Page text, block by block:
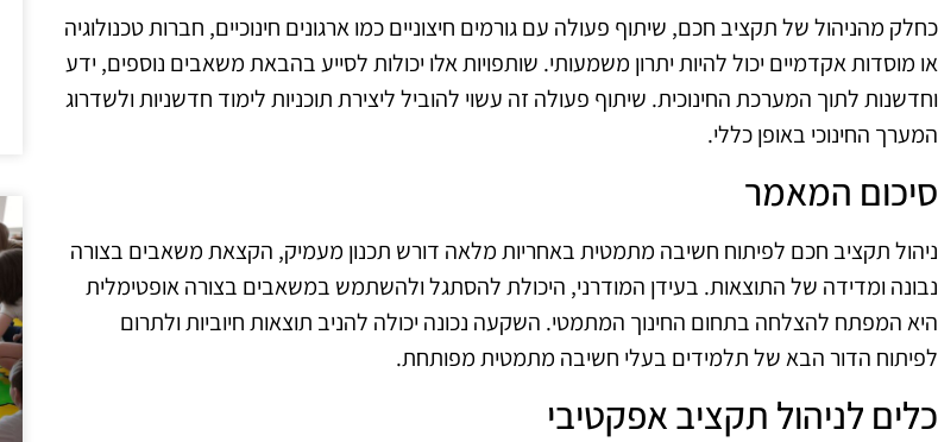
כחלק מהניהול של תקציב חכם, שיתוף פעולה עם גורמים חיצוניים כמו ארגונים חינוכיים, חברות טכנולוגיה
או מוסדות אקדמיים יכול להיות יתרון משמעותי. שותפויות אלו יכולות לסייע בהבאת משאבים נוספים, ידע
וחדשנות לתוך המערכת החינוכית. שיתוף פעולה זה עשוי להוביל ליצירת תוכניות לימוד חדשניות ולשדרוג
המערך החינוכי באופן כללי.
סיכום המאמר
ניהול תקציב חכם לפיתוח חשיבה מתמטית באחריות מלאה דורש תכנון מעמיק, הקצאת משאבים בצורה
נבונה ומדידה של התוצאות. בעידן המודרני, היכולת להסתגל ולהשתמש במשאבים בצורה אופטימלית
היא המפתח להצלחה בתחום החינוך המתמטי. השקעה נכונה יכולה להניב תוצאות חיוביות ולתרום
לפיתוח הדור הבא של תלמידים בעלי חשיבה מתמטית מפותחת.
כלים לניהול תקציב אפקטיבי